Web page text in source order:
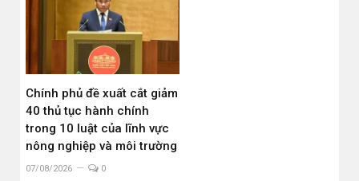
Chính phủ đề xuất cắt giảm
40 thủ tục hành chính
trong 10 luật của lĩnh vực
nông nghiệp và môi trường
07/08/2026 0